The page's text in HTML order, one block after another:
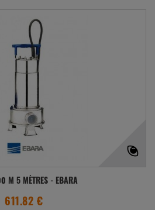
M 5 MÈTRES - EBARA
611.82 €